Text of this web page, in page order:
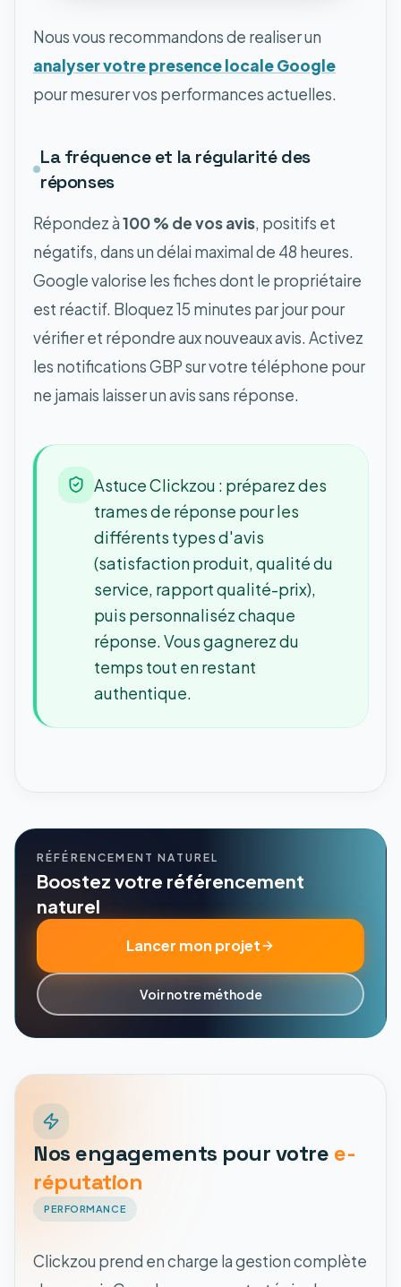
Nous vous recommandons de realiser un
analyser votre presence locale Google
pour mesurer vos performances actuelles.
La fréquence et la régularité des
réponses
Répondez à100 % de vos avis, positifs et
négatifs, dans un délai maximal de 48 heures.
Google valorise les fiches dont le propriétaire
est réactif. Bloquez 15 minutes par jour pour
vérifier et répondre aux nouveaux avis. Activez
les notifications GBP sur votre téléphone pour
ne jamais laisser un avis sans réponse.
Astuce Clickzou : préparez des
trames de réponse pour les
différents types d'avis
(satisfaction produit, qualité du
service, rapport qualité-prix),
puis personnaliséz chaque
réponse. Vous gagnerez du
temps tout en restant
authentique.
RÉFÉRENCEMENT NATUREL
Boostez votre référencement
naturel
Lancer mon projet
Voir notre méthode
Nos engagements pour votre e-
réputation
PERFORMANCE
Clickzou prend en charge la gestion complète